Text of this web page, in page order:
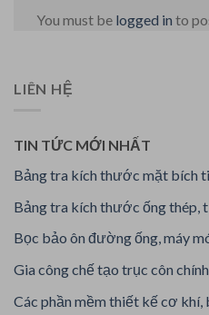
You must be logged in to
LIÊN HỆ
TIN TỨC MỚI NHẤT
Bảng tra kích thước mặt bích
Bảng tra kích thước ống thép,
Bọc bảo ôn đường ống, máy
Gia công chế tạo trục côn
Các phần mềm thiết kế cơ